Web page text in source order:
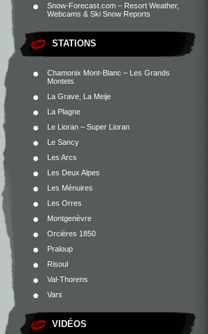
Snow-Forecast.com – Resort Weather,
Webcams & Ski Snow Reports
STATIONS
Chamonix Mont-Blanc – Les Grands
Montets
La Grave, La Meije
La Plagne
Le Lioran – Super Lioran
Le Sancy
Les Arcs
Les Deux Alpes
Les Ménuires
Les Orres
Montgenèvre
Orcières 1850
Praloup
Risoul
Val-Thorens
Vars
VIDÉOS